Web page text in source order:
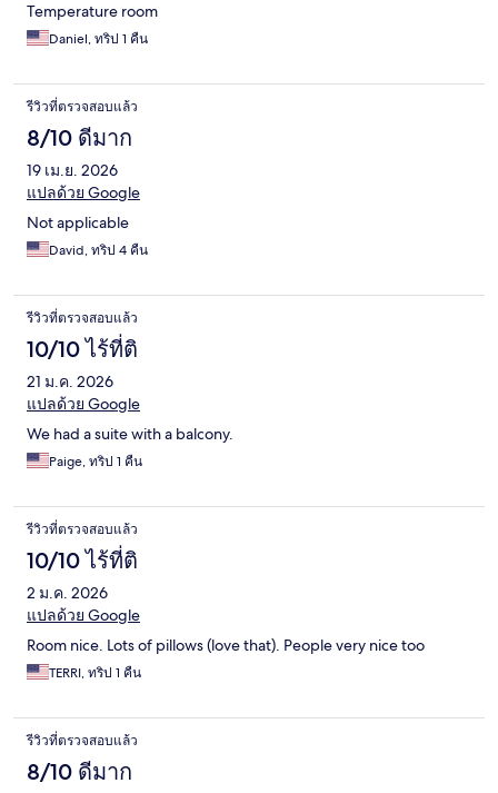
Temperature room
Daniel, ทริป 1 คืน
รีวิวที่ตรวจสอบแล้ว
8/10 ดีมาก
19 เม.ย. 2026
แปลด้วย Google
Not applicable
David, ทริป 4 คืน
รีวิวที่ตรวจสอบแล้ว
10/10 ไร้ที่ติ
21 ม.ค. 2026
แปลด้วย Google
We had a suite with a balcony.
Paige, ทริป 1 คืน
รีวิวที่ตรวจสอบแล้ว
10/10 ไร้ที่ติ
2 ม.ค. 2026
แปลด้วย Google
Room nice. Lots of pillows (love that). People very nice too
TERRI, ทริป 1 คืน
รีวิวที่ตรวจสอบแล้ว
8/10 ดีมาก